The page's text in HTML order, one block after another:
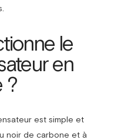
le
en
?
est simple et
noir de carbone et à